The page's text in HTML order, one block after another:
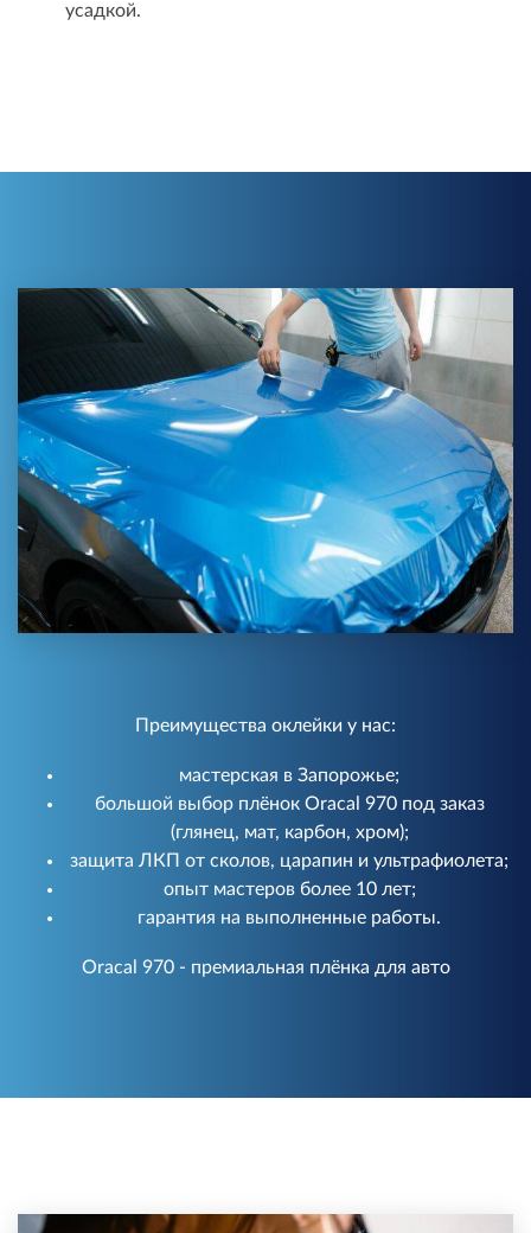
усадкой.
Преимущества оклейки у нас:
мастерская в Запорожье;
большой выбор плёнок Oracal 970 под заказ
(глянец, мат, карбон, хром);
защита ЛКП от сколов, царапин и ультрафиолета;
опыт мастеров более 10 лет;
гарантия на выполненные работы.
Oracal 970 - премиальная плёнка для авто